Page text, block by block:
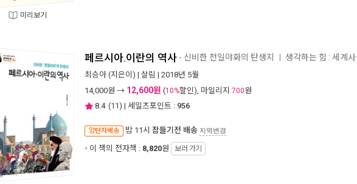
미리보기
페르시아.이란의 역사 - 신비한 천일야화의 탄생지 생각하는 힘 : 세계
최승아 (지은이) | 살림 | 2018년 5월
14,000원 → 12,600원 (10%할인), 마일리지 700원
8.4 (11) | 세일즈포인트 : 956
양탄자배송 밤 11시 잠들기전 배송 지역변경
이 책의 전자책 : 8,820원 보러 가기